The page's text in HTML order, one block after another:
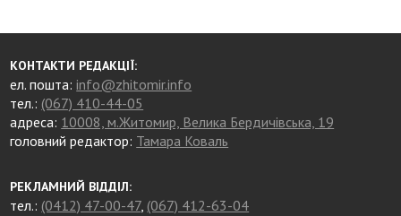
КОНТАКТИ РЕДАКЦІЇ:
ел. пошта:info@zhitomir.info
тел.: (067) 410-44-05
адреса: 10008, м.Житомир, Велика Бердичівська, 19
головний редактор: Тамара Коваль
РЕКЛАМНИЙ ВІДДІЛ:
тел.: (0412) 47-00-47, (067) 412-63-04